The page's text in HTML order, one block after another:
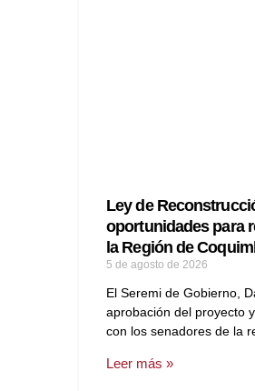
Ley de
oportunidades para
la Región de
5 de agosto de 2026
El Seremi de Gobierno,
aprobación del proyecto
con los senadores de la
Leer más »